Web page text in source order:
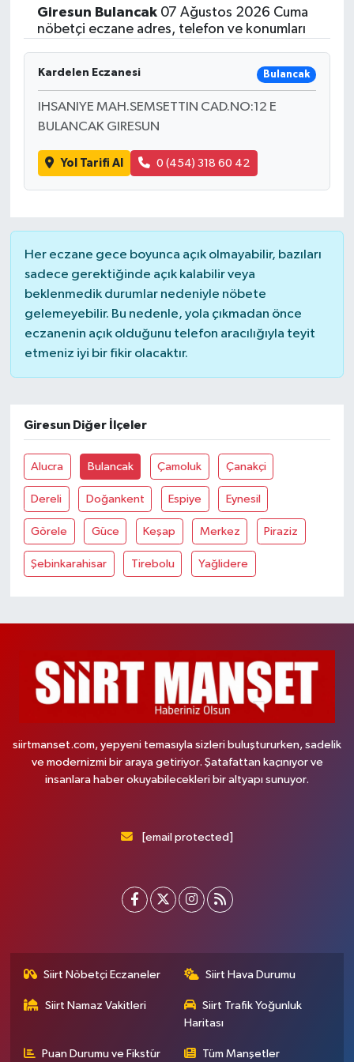
Giresun Bulancak07 Ağustos 2026 Cuma
nöbetçi eczane adres, telefon ve konumları
Kardelen Eczanesi Bulancak
IHSANIYE MAH.SEMSETTIN CAD.NO:12 E
BULANCAK GIRESUN
Yol Tarifi Al 0 (454) 318 60 42
Her eczane gece boyunca açık olmayabilir, bazıları
sadece gerektiğinde açık kalabilir veya
beklenmedik durumlar nedeniyle nöbete
gelemeyebilir. Bu nedenle, yola çıkmadan önce
eczanenin açık olduğunu telefon aracılığıyla teyit
etmeniz iyi bir fikir olacaktır.
Giresun Diğer İlçeler
Alucra Bulancak Çamoluk Çanakçi
Dereli Doğankent Espiye Eynesil
Görele Güce Keşap Merkez Piraziz
Şebinkarahisar Tirebolu Yağlidere
siirtmanset.com, yepyeni temasıyla sizleri buluştururken, sadelik
ve modernizmi bir araya getiriyor. Şatafattan kaçınıyor ve
insanlara haber okuyabilecekleri bir altyapı sunuyor.
[email protected]
Siirt Nöbetçi Eczaneler Siirt Hava Durumu
Siirt Namaz Vakitleri
Siirt Trafik Yoğunluk
Haritası
Puan Durumu ve Fikstür Tüm Manşetler